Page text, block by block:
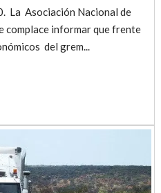
La Asociación Nacional de
complace informar que frente
del grem...